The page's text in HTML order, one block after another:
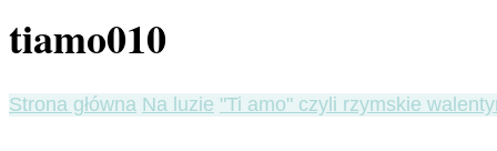
tiamo010
Strona główna Na luzie "Ti amo" czyli rzymskie